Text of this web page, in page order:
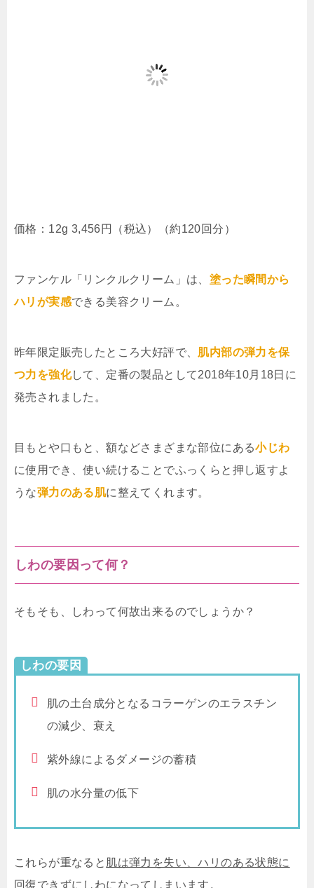
価格：12g 3,456円（税込）（約120回分）
ファンケル「リンクルクリーム」は、 塗った瞬間から
ハリが実感できる美容クリーム。
昨年限定販売したところ大好評で、 肌内部の弾力を保
つ力を強化して、定番の製品として2018年10月18日に
発売されました。
目もとや口もと、額などさまざまな部位にある小じわ
に使用でき、使い続けることでふっくらと押し返すよ
うな弾力のある肌に整えてくれます。
しわの要因って何？
そもそも、しわって何故出来るのでしょうか？
しわの要因
肌の土台成分となるコラーゲンのエラスチン
の減少、衰え
紫外線によるダメージの蓄積
肌の水分量の低下
これらが重なると 肌は弾力を失い、ハリのある状態に
回復できずにしわに なってしまいます。